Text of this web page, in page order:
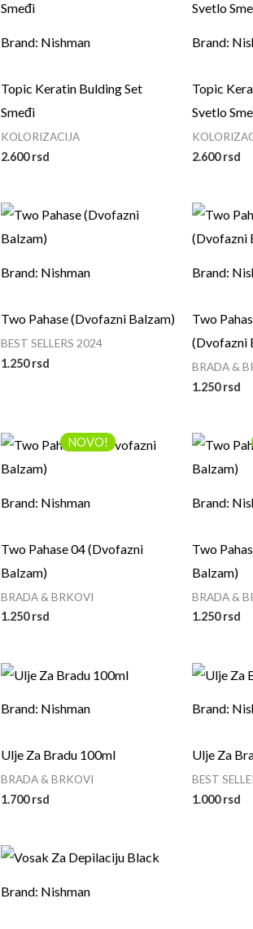
Brand: Nishman
Topic Keratin Bulding Set
Smeđi
KOLORIZACIJA
2.600rsd
Brand:
Topic
Svetlo
2.600rsd
Brand: Nishman
Two Pahase (Dvofazni Balzam)
BEST SELLERS 2024
1.250rsd
Brand:
Two
(Dvofazni
BRADA &
1.250rsd
NOVO!
Brand: Nishman
Two Pahase 04 (Dvofazni
Balzam)
BRADA & BRKOVI
1.250rsd
Brand:
Two
Balzam)
BRADA &
1.250rsd
Brand: Nishman
Ulje Za Bradu 100ml
BRADA & BRKOVI
1.700rsd
Brand:
Ulje Za
BEST
1.000rsd
Brand: Nishman